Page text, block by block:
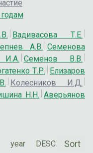
Вадивасова Т.Е.
А.В. Семенова
И.А. Семенов В.В.
Т.Р.
Елизаров
Колесников И.Д.
Н.Н. Аверьянов
Sort